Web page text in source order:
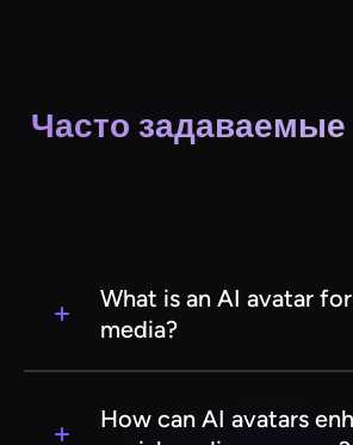
Часто
What is an AI avatar
media?
representation or character
How can AI avatars